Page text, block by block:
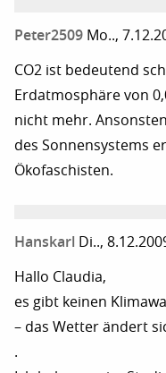
Peter2509 Mo..,
CO2 ist bedeutend
Erdatmosphäre von
nicht mehr.
des Sonnensystems
Ökofaschisten.
Hanskarl Di..,
Hallo Claudia,
es gibt keinen
– das Wetter ändert
.